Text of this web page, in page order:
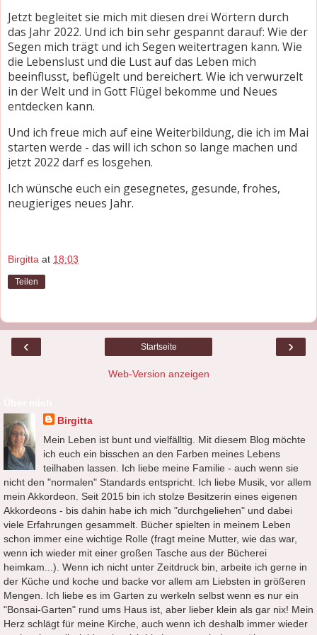
Jetzt begleitet sie mich mit diesen drei Wörtern durch
das Jahr 2022. Und ich bin sehr gespannt darauf: Wie der
Segen mich trägt und ich Segen weitertragen kann. Wie
die Lebenslust und die Lust auf das Leben mich
beeinflusst, beflügelt und bereichert. Wie ich verwurzelt
in der Welt und in Gott Flügel bekomme und Neues
entdecken kann.
Und ich freue mich auf eine Weiterbildung, die ich im Mai
starten werde - das will ich schon so lange machen und
jetzt 2022 darf es losgehen.
Ich wünsche euch ein gesegnetes, gesunde, frohes,
neugieriges neues Jahr.
Birgitta at 18:03
Teilen
‹ ›
Startseite
Web-Version anzeigen
Birgitta
Mein Leben ist bunt und vielfälltig. Mit diesem Blog möchte
ich euch ein bisschen an den Farben meines Lebens
teilhaben lassen. Ich liebe meine Familie - auch wenn sie
nicht den "normalen" Standards entspricht. Ich liebe Musik, vor allem
mein Akkordeon. Seit 2015 bin ich stolze Besitzerin eines eigenen
Akkordeons - bis dahin habe ich mich "durchgeliehen" und dabei
viele Erfahrungen gesammelt. Bücher spielten in meinem Leben
schon immer eine wichtige Rolle (fragt meine Mutter, wie das war,
wenn ich wieder mit einer großen Tasche aus der Bücherei
heimkam...). Wenn ich nicht unter Zeitdruck bin, arbeite ich gerne in
der Küche und koche und backe vor allem am Liebsten in größeren
Mengen. Ich liebe es im Garten zu werkeln selbst wenn es nur ein
"Bonsai-Garten" rund ums Haus ist, aber lieber klein als gar nix! Mein
Herz schlägt für meine Kirche, auch wenn ich deshalb immer wieder